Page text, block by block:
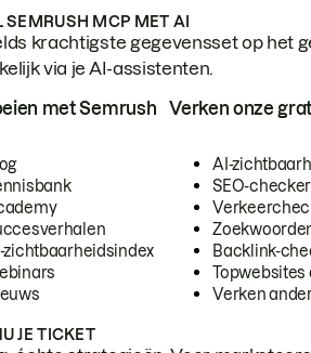
SEMRUSH MCP MET AI
krachtigste gegevensset op het
via je AI-assistenten.
met Semrush
zichtbaarheidsindex
Verken onze
AI-
SEO-checker
Backlink-
Topwebsites
Verken
JE TICKET